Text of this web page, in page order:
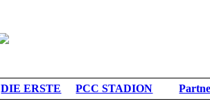
DIE ERSTE PCC STADION